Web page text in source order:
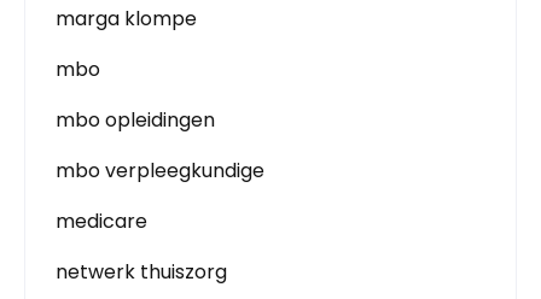
marga klompe
mbo
mbo opleidingen
mbo verpleegkundige
medicare
netwerk thuiszorg